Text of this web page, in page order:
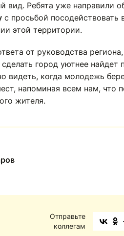
вид. Ребята уже направили
с просьбой посодействовать
этой территории.
от руководства
город уютнее найдет
видеть, когда молодежь
напоминая всем нам, что
жителя.
Отправьте
коллегам